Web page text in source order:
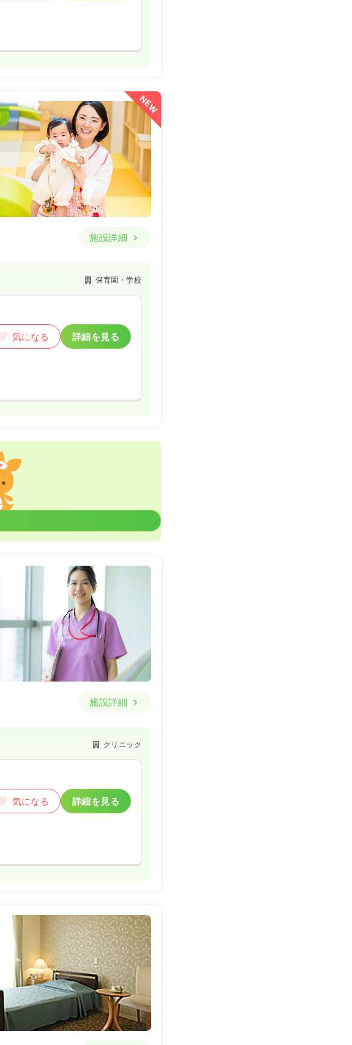
NEW
施設詳細
保育園・学校
気になる 詳細を見る
施設詳細
クリニック
気になる 詳細を見る